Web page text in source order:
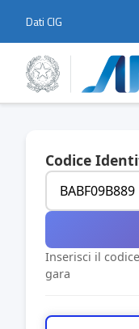
Dati CIG
Codice
Inserisci il
gara